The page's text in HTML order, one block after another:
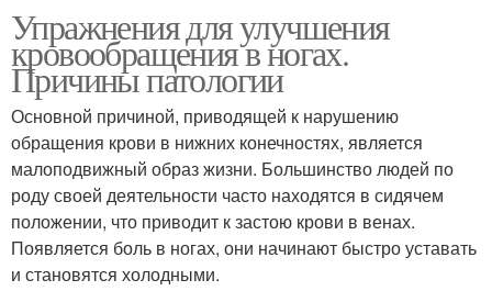
Упражнения для улучшения
кровообращения в ногах.
Причины патологии
Основной причиной, приводящей к нарушению
обращения крови в нижних конечностях, является
малоподвижный образ жизни. Большинство людей по
роду своей деятельности часто находятся в сидячем
положении, что приводит к застою крови в венах.
Появляется боль в ногах, они начинают быстро уставать
и становятся холодными.